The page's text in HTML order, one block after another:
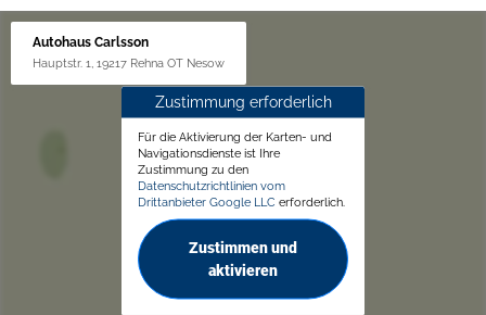
Autohaus Carlsson
Hauptstr. 1, 19217 Rehna OT Nesow
Zustimmung erforderlich
Für die Aktivierung der Karten- und
Navigationsdienste ist Ihre
Zustimmung zu den
Datenschutzrichtlinien vom
Drittanbieter Google LLC erforderlich.
Zustimmen und
aktivieren